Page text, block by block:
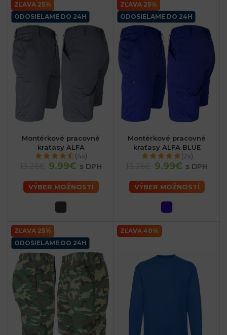
ZĽAVA 25%
ODOSIELAME DO 24H
Montérkové pracovné
kraťasy ALFA
(4x)
9.99€ s DPH
VÝBER MOŽNOSTÍ
ZĽAVA 25%
ODOSIELAME DO 24H
Montérkové pracovné
kraťasy ALFA BLUE
(2x)
9.99€ s DPH
VÝBER MOŽNOSTÍ
ZĽAVA 25%
ODOSIELAME DO 24H
ZĽAVA 40%